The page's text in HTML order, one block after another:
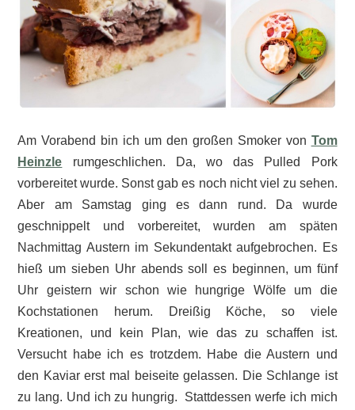
Am Vorabend bin ich um den großen Smoker von Tom
Heinzle rumgeschlichen. Da, wo das Pulled Pork
vorbereitet wurde. Sonst gab es noch nicht viel zu sehen.
Aber am Samstag ging es dann rund. Da wurde
geschnippelt und vorbereitet, wurden am späten
Nachmittag Austern im Sekundentakt aufgebrochen. Es
hieß um sieben Uhr abends soll es beginnen, um fünf
Uhr geistern wir schon wie hungrige Wölfe um die
Kochstationen herum. Dreißig Köche, so viele
Kreationen, und kein Plan, wie das zu schaffen ist.
Versucht habe ich es trotzdem. Habe die Austern und
den Kaviar erst mal beiseite gelassen. Die Schlange ist
zu lang. Und ich zu hungrig. Stattdessen werfe ich mich